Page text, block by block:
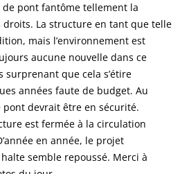
pont fantôme tellement la
droits. La structure en tant que telle
mais l’environnement est
aucune nouvelle dans ce
surprenant que cela s’étire
années faute de budget. Au
devrait être en sécurité.
est fermée à la circulation
en année, le projet
halte semble repoussé. Merci à